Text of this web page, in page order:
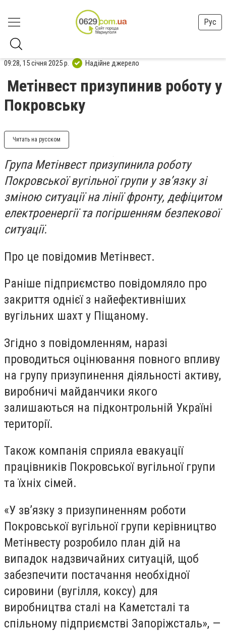
Рус
09:28, 15 січня 2025 р. Надійне джерело
Метінвест призупинив роботу у
Покровську
Читать на русском
Група Метінвест призупинила роботу
Покровської вугільної групи у зв’язку зі
зміною ситуації на лінії фронту, дефіцитом
електроенергії та погіршенням безпекової
ситуації.
Про це повідомив Метінвест.
Раніше підприємство повідомляло про
закриття однієї з найефективніших
вугільних шахт у Піщаному.
Згідно з повідомленням, наразі
проводиться оцінювання повного впливу
на групу призупинення діяльності активу,
виробничі майданчики якого
залишаються на підконтрольній Україні
території.
Також компанія сприяла евакуації
працівників Покровської вугільної групи
та їхніх сімей.
«У зв’язку з призупиненням роботи
Покровської вугільної групи керівництво
Метінвесту розробило план дій на
випадок надзвичайних ситуацій, щоб
забезпечити постачання необхідної
сировини (вугілля, коксу) для
виробництва сталі на Каметсталі та
спільному підприємстві Запоріжсталь», —